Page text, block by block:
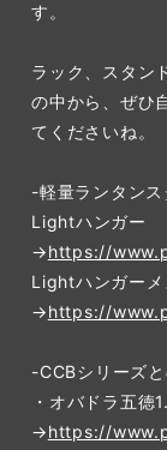
す。
ラック、スタン
の中から、ぜひ
てくださいね。
-軽量ランタン
Lightハンガー
→https://
Lightハンガーメ
→https://
-CCBシリーズ
・オバドラ五徳
→https://